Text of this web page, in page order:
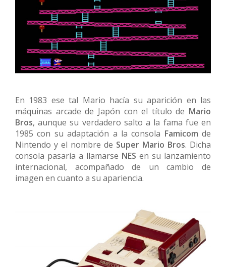
En 1983 ese tal Mario hacía su aparición en las
máquinas arcade de Japón con el título de Mario
Bros, aunque su verdadero salto a la fama fue en
1985 con su adaptación a la consola Famicom de
Nintendo y el nombre de Super Mario Bros. Dicha
consola pasaría a llamarse NES en su lanzamiento
internacional, acompañado de un cambio de
imagen en cuanto a su apariencia.